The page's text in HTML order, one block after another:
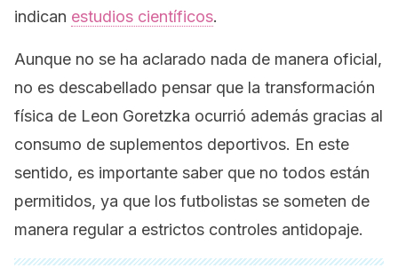
indican estudios científicos.
Aunque no se ha aclarado nada de manera oficial,
no es descabellado pensar que la transformación
física de Leon Goretzka ocurrió además gracias al
consumo de suplementos deportivos. En este
sentido, es importante saber que no todos están
permitidos, ya que los futbolistas se someten de
manera regular a estrictos controles antidopaje.